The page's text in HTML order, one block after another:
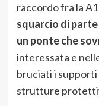
raccordo fra la
squarcio di
un ponte che
interessata e
bruciati i supporti
strutture